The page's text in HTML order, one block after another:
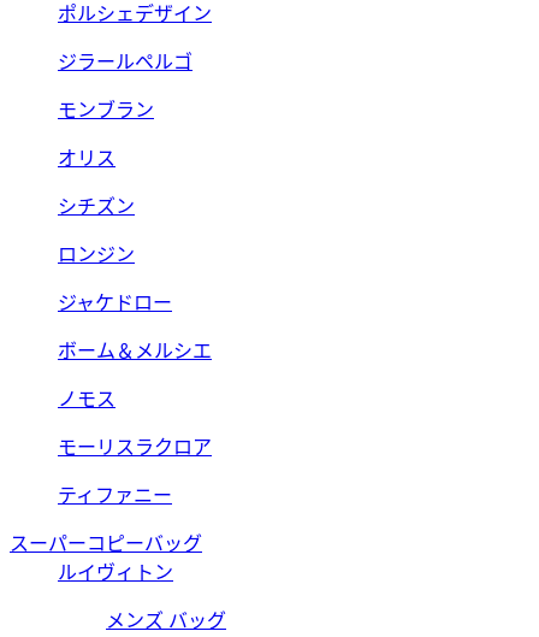
ポルシェデザイン
ジラールペルゴ
モンブラン
オリス
シチズン
ロンジン
ジャケドロー
ボーム＆メルシエ
ノモス
モーリスラクロア
ティファニー
スーパーコピーバッグ
ルイヴィトン
メンズ バッグ